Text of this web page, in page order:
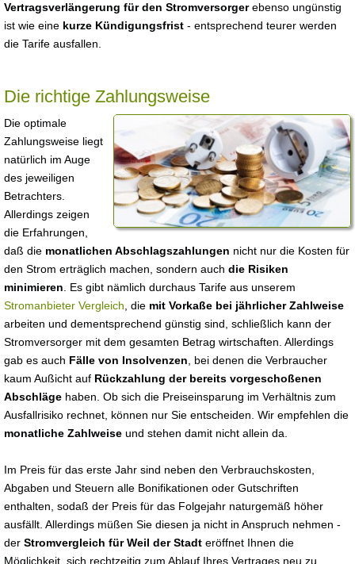
Vertragsverlängerung für den Stromversorgerebenso ungünstig
ist wie eine kurze Kündigungsfrist - entsprechend teurer werden
die Tarife ausfallen.
Die richtige Zahlungsweise
Die optimale
Zahlungsweise liegt
natürlich im Auge
des jeweiligen
Betrachters.
Allerdings zeigen
die Erfahrungen,
daß die monatlichen Abschlagszahlungen nicht nur die Kosten für
den Strom erträglich machen, sondern auch die Risiken
minimieren . Es gibt nämlich durchaus Tarife aus unserem
Stromanbieter Vergleich , die mit Vorkaße bei jährlicher Zahlweise
arbeiten und dementsprechend günstig sind, schließlich kann der
Stromversorger mit dem gesamten Betrag wirtschaften. Allerdings
gab es auch Fälle von Insolvenzen , bei denen die Verbraucher
kaum Außicht auf Rückzahlung der bereits vorgeschoßenen
Abschläge haben. Ob sich die Preiseinsparung im Verhältnis zum
Ausfallrisiko rechnet, können nur Sie entscheiden. Wir empfehlen die
monatliche Zahlweise und stehen damit nicht allein da.
Im Preis für das erste Jahr sind neben den Verbrauchskosten,
Abgaben und Steuern alle Bonifikationen oder Gutschriften
enthalten, sodaß der Preis für das Folgejahr naturgemäß höher
ausfällt. Allerdings müßen Sie diesen ja nicht in Anspruch nehmen -
der Stromvergleich für Weil der Stadt eröffnet Ihnen die
Möglichkeit, sich rechtzeitig zum Ablauf Ihres Vertrages neu zu